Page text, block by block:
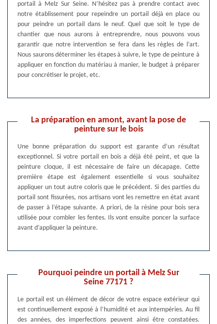
portail à Melz Sur Seine. N’hésitez pas à prendre contact avec
notre établissement pour repeindre un portail déjà en place ou
pour peindre un portail dans le neuf. Quel que soit le type de
chantier que nous aurons à entreprendre, nous pouvons vous
garantir que notre intervention se fera dans les règles de l’art.
Nous saurons déterminer les étapes à suivre, le type de peinture à
appliquer en fonction du matériau à manier, le budget à préparer
pour concrétiser le projet, etc.
La préparation en amont, avant la pose de
peinture sur le bois
Une bonne préparation du support est garante d’un résultat
exceptionnel. Si votre portail en bois a déjà été peint, et que la
peinture cloque, il est nécessaire de faire un décapage. Cette
première étape est également essentielle si vous souhaitez
appliquer un tout autre coloris que le précédent. Si des parties du
portail sont fissurées, nos artisans vont les remettre en état avant
de passer à l’étape suivante. A priori, de la résine pour bois sera
utilisée pour combler les fentes. Ils vont ensuite poncer la surface
avant d’appliquer la peinture.
Pourquoi peindre un portail à Melz Sur
Seine 77171 ?
Le portail est un élément de décor de votre espace extérieur qui
est continuellement exposé à l’humidité et aux intempéries. Au fil
des années, des imperfections peuvent ainsi être constatées.